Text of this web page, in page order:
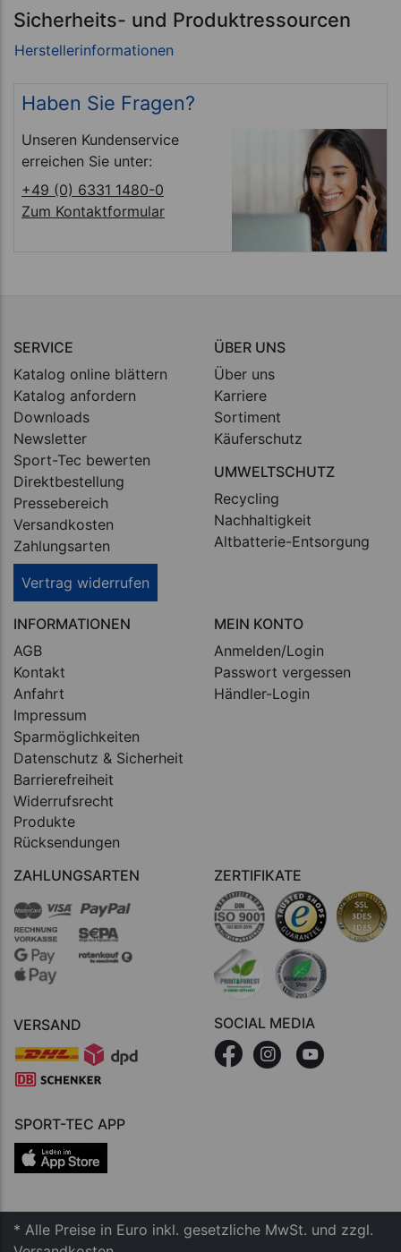
Sicherheits- und Produktressourcen
Haben Sie Fragen?
Unseren Kundenservice
erreichen Sie unter:
+49 (0) 6331 1480-0
Zum Kontaktformular
SERVICE
Katalog online blättern
Katalog anfordern
Downloads
Newsletter
Sport-Tec bewerten
Direktbestellung
Pressebereich
Versandkosten
Zahlungsarten
Vertrag widerrufen
ÜBER UNS
Über uns
Karriere
Sortiment
Käuferschutz
UMWELTSCHUTZ
Recycling
Nachhaltigkeit
Altbatterie-Entsorgung
INFORMATIONEN
AGB
Kontakt
Anfahrt
Impressum
Sparmöglichkeiten
Datenschutz & Sicherheit
Barrierefreiheit
Widerrufsrecht
Produkte
Rücksendungen
MEIN KONTO
Anmelden/Login
Passwort vergessen
Händler-Login
ZAHLUNGSARTEN
VERSAND
ZERTIFIKATE
SOCIAL MEDIA
SPORT-TEC APP
* Alle Preise in Euro inkl. gesetzliche MwSt. und zzgl.